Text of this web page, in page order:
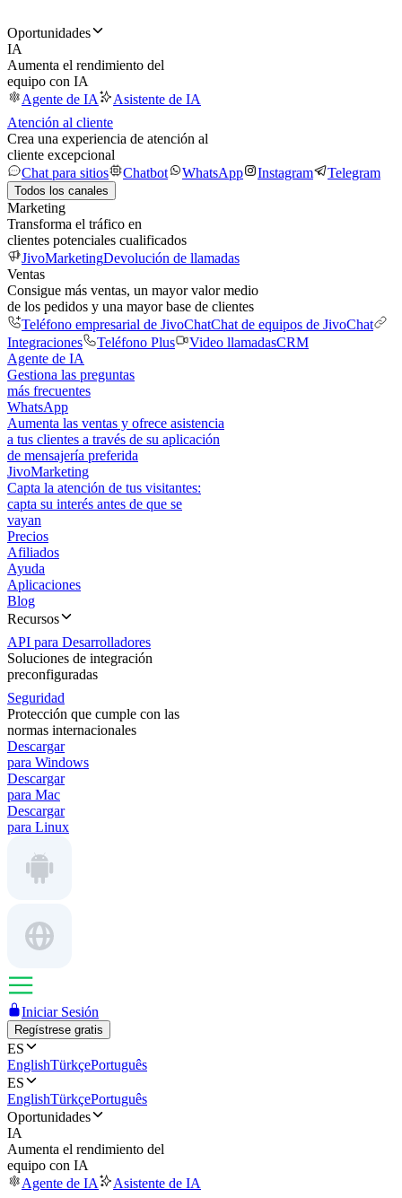
Oportunidades
IA
Aumenta el rendimiento del
equipo con IA
Agente de IA
Asistente de IA
Atención al cliente
Crea una experiencia de atención al
cliente excepcional
Chat para sitios
Chatbot WhatsApp Instagram Telegram
Todos los canales
Marketing
Transforma el tráfico en
clientes potenciales cualificados
JivoMarketingDevolución de llamadas
Ventas
Consigue más ventas, un mayor valor medio
de los pedidos y una mayor base de clientes
Teléfono empresarial de JivoChatChat de equipos de JivoChat
Integraciones
Teléfono Plus Video llamadasCRM
Agente de IA
Gestiona las preguntas
más frecuentes
WhatsApp
Aumenta las ventas y ofrece asistencia
a tus clientes a través de su aplicación
de mensajería preferida
JivoMarketing
Capta la atención de tus visitantes:
capta su interés antes de que se
vayan
Precios
Afiliados
Ayuda
Aplicaciones
Blog
Recursos
API para Desarrolladores
Soluciones de integración
preconfiguradas
Seguridad
Protección que cumple con las
normas internacionales
Descargar
para Windows
Descargar
para Mac
Descargar
para Linux
Iniciar Sesión
Regístrese gratis
ES
EnglishTürkçePortuguês
ES
EnglishTürkçePortuguês
Oportunidades
IA
Aumenta el rendimiento del
equipo con IA
Agente de IA
Asistente de IA